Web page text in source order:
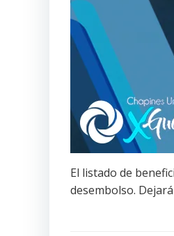
El listado de
desembolso.